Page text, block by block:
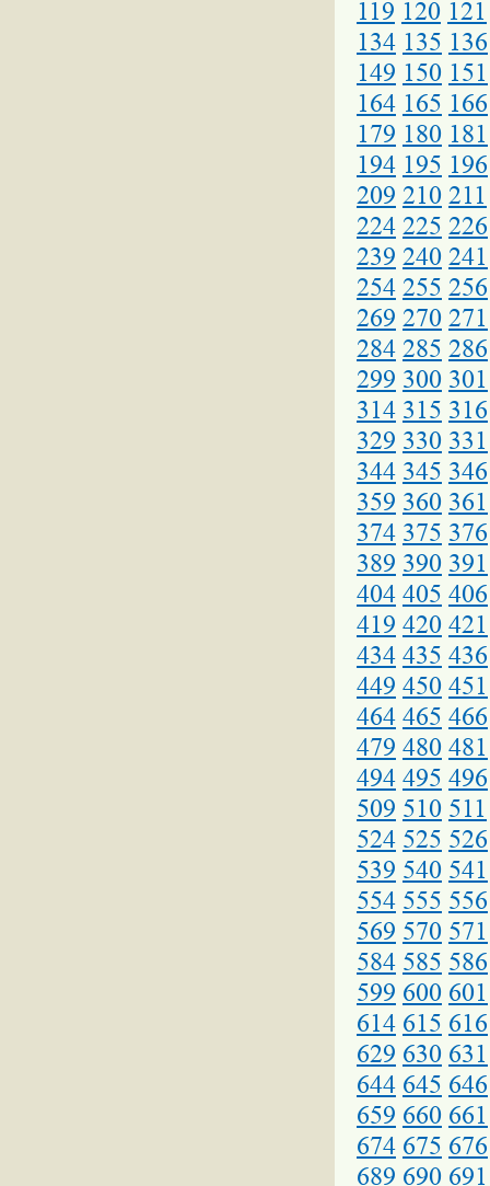
119 120 121
134 135 136
149 150 151
164 165 166
179 180 181
194 195 196
209 210 211
224 225 226
239 240 241
254 255 256
269 270 271
284 285 286
299 300 301
314 315 316
329 330 331
344 345 346
359 360 361
374 375 376
389 390 391
404 405 406
419 420 421
434 435 436
449 450 451
464 465 466
479 480 481
494 495 496
509 510 511
524 525 526
539 540 541
554 555 556
569 570 571
584 585 586
599 600 601
614 615 616
629 630 631
644 645 646
659 660 661
674 675 676
689 690 691